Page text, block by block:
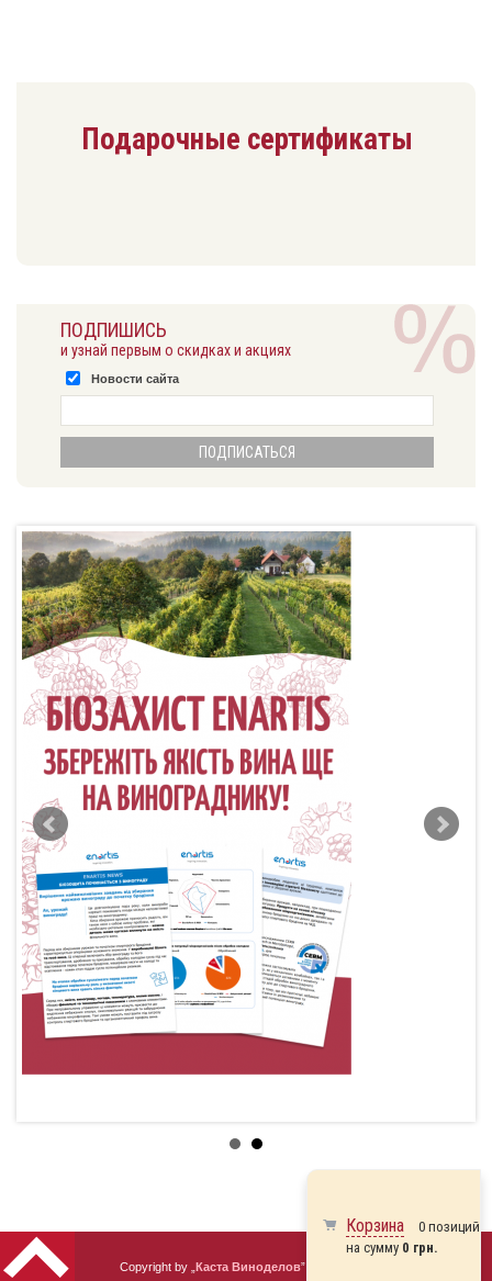
Подарочные сертификаты
ПОДПИШИСЬ
и узнай первым о скидках и акциях
Новости сайта
Copyright by „ Каста Виноделов” 2010 - 2026
Корзина
0 позиций
на сумму 0 грн.